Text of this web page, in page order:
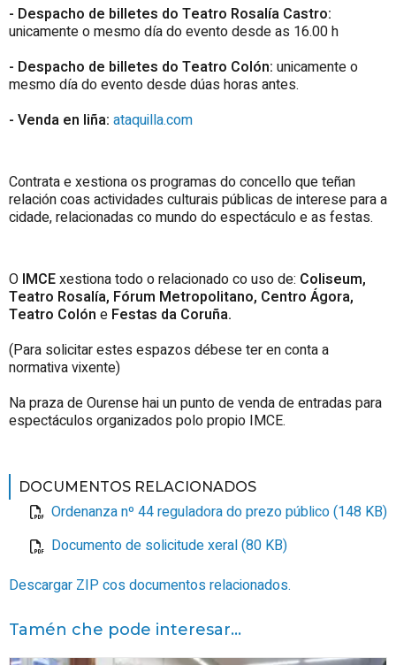
- Despacho de billetes do Teatro Rosalía Castro:
unicamente o mesmo día do evento desde as 16.00 h
- Despacho de billetes do Teatro Colón: unicamente o
mesmo día do evento desde dúas horas antes.
- Venda en liña: ataquilla.com
Contrata e xestiona os programas do concello que teñan
relación coas actividades culturais públicas de interese para a
cidade, relacionadas co mundo do espectáculo e as festas.
O IMCExestiona todo o relacionado co uso de: Coliseum,
Teatro Rosalía, Fórum Metropolitano, Centro Ágora,
Teatro Colón e Festas da Coruña.
(Para solicitar estes espazos débese ter en conta a
normativa vixente)
Na praza de Ourense hai un punto de venda de entradas para
espectáculos organizados polo propio IMCE.
DOCUMENTOS RELACIONADOS
Ordenanza nº 44 reguladora do prezo público (148 KB)
Documento de solicitude xeral (80 KB)
Descargar ZIP cos documentos relacionados.
Tamén che pode interesar...